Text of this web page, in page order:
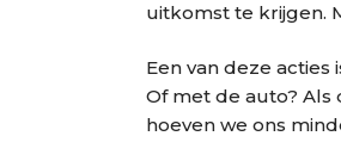
uitkomst te krijgen.
Een van deze acties
Of met de auto?
hoeven we ons